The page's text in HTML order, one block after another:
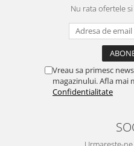
Nu rata ofertele
Vreau sa primesc
magazinului. Afla mai
Confidentialitate